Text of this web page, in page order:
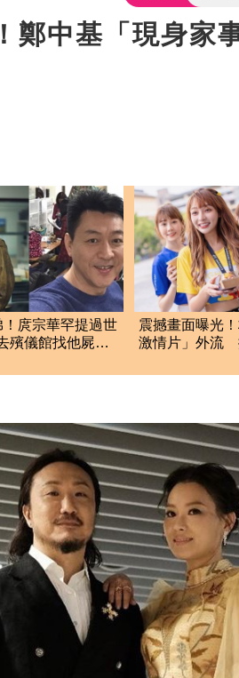
鄭中基「現身
庹宗華罕提過世
殯儀館找他屍
震撼畫面曝光
激情片」外流